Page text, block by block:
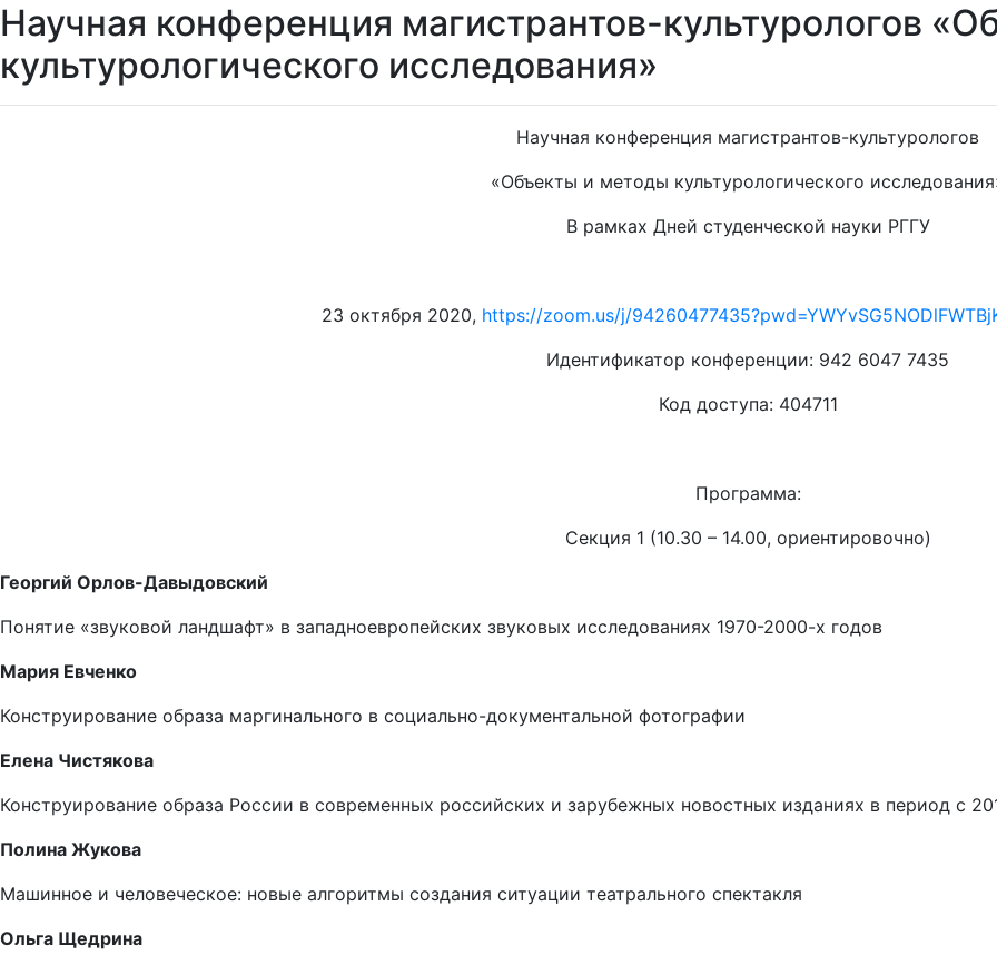
Научная конференция магистрантов-культурологов
культурологического исследования»
Научная конференция магистрантов-культурологов
«Объекты и методы культурологического
В рамках Дней студенческой науки РГГУ
23 октября 2020, https://zoom.us/j/
Идентификатор конференции: 942 6047 7435
Код доступа: 404711
Программа:
Секция 1 (10.30 – 14.00, ориентировочно)
Георгий Орлов-Давыдовский
Понятие «звуковой ландшафт» в западноевропейских звуковых исследованиях 1970-2000-х годов
Мария Евченко
Конструирование образа маргинального в социально-документальной фотографии
Елена Чистякова
Конструирование образа России в современных российских и зарубежных новостных изданиях в период с
Полина Жукова
Машинное и человеческое: новые алгоритмы создания ситуации театрального спектакля
Ольга Щедрина